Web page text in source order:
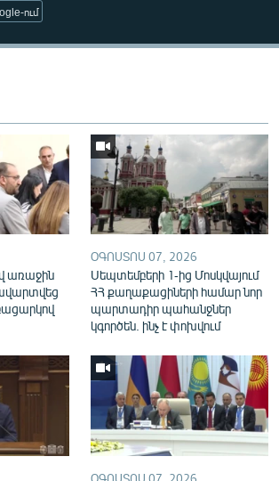
բոլոր կայքերը
ում
առաջին
ՕԳՈՍՏՈՍ 07, 2026
Սեպտեմբերի 1-ից Մոսկվայում
ՀՀ քաղաքացիների համար նոր
պարտադիր պահանջներ
կգործեն. ինչ է փոխվում
ՕԳՈՍՏՈՍ 07, 2026